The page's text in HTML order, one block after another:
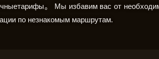
。 Мы избавим вас от
по незнакомым маршрутам.